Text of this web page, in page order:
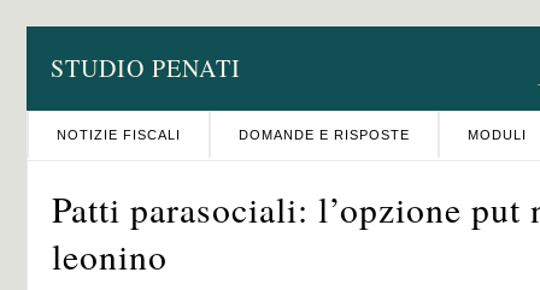
STUDIO PENATI
NOTIZIE FISCALI DOMANDE E RISPOSTE MODULI
Patti parasociali: l’opzione put
leonino